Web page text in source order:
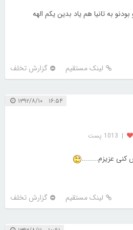
به تانیا هم یاد بدین یکم الهه
لینک مستقیم گزارش تخلف
۱۶:۵۴ ۱۳۹۲/۸/۱۰
| 1013 پست
عزیزم........
لینک مستقیم گزارش تخلف